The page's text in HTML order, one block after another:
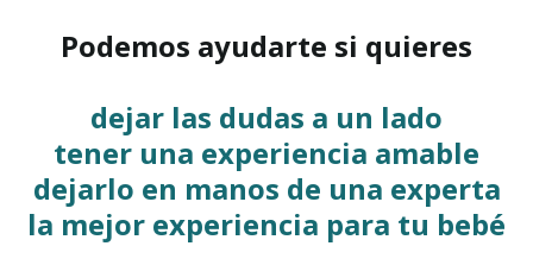
Podemos ayudarte si quieres
dejar las dudas a un lado
tener una experiencia amable
dejarlo en manos de una experta
la mejor experiencia para tu bebé